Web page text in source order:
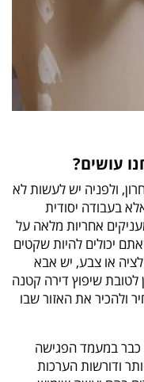
עושים?
ולפניה יש לעשות לא
בעבודה יסודית
אחריות מלאה על
יכולים להיות שקטים
או צבע, יש אבא
לטובת שיפוץ דירה קטנה
ולהכיר את האזור שבו
כבר במעמד הפגישה
ודורשות הערכות